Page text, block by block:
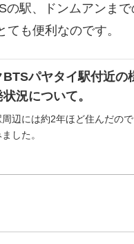
駅、ドンムアンま
も便利なのです。
BTSパヤタイ駅付近の
況について。
辺には約2年ほど住んだの
した。